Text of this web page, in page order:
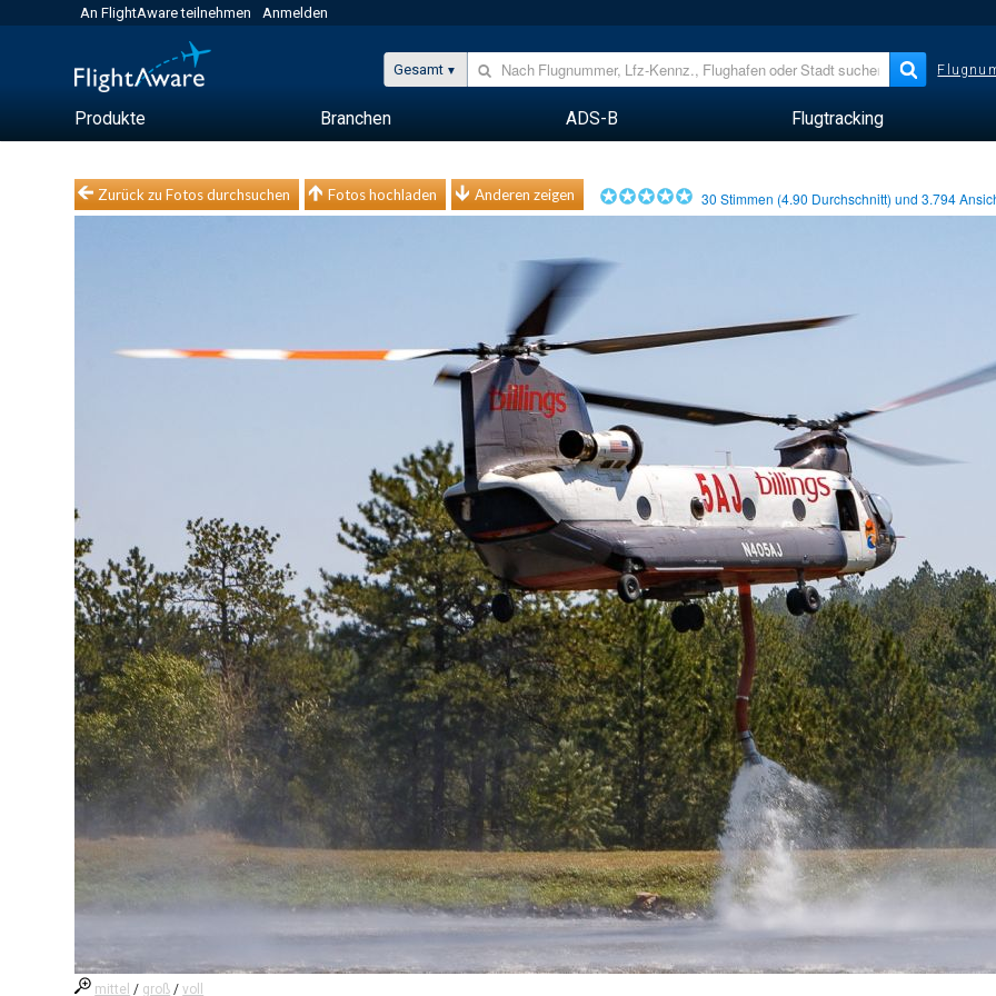
An FlightAware teilnehmen Anmelden
Gesamt
Produkte Branchen ADS-B Flugtracking
Zurück zu Fotos durchsuchen Fotos hochladen Anderen zeigen 30 Stimmen (4.90 Durchschnitt) und3.794
mittel / groß /voll